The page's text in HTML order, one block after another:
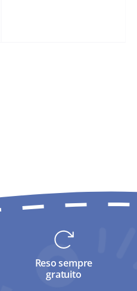
Reso sempre
gratuito